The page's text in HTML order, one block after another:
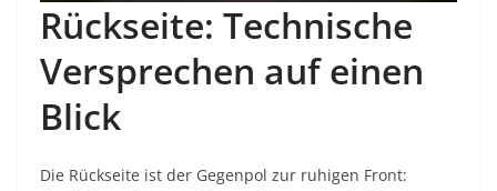
Rückseite: Technische
Versprechen auf einen
Blick
Die Rückseite ist der Gegenpol zur ruhigen Front: